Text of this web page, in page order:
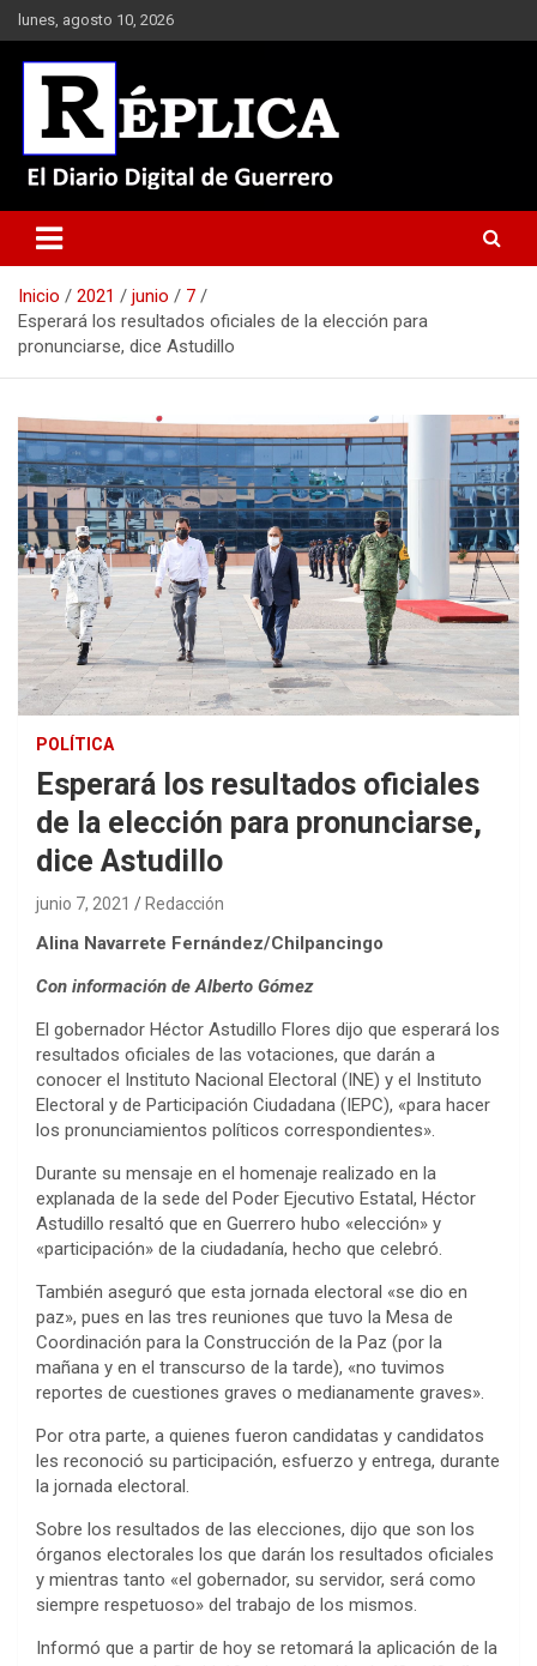
Saltar
al
contenido
lunes, agosto 10, 2026
Réplica
Inicio 2021 junio
7
Esperará los resultados oficiales de la elección para
pronunciarse, dice Astudillo
POLÍTICA
Esperará los resultados oficiales
de la elección para pronunciarse,
dice Astudillo
junio 7, 2021 Redacción
Alina Navarrete Fernández/Chilpancingo
Con información de Alberto Gómez
El gobernador Héctor Astudillo Flores dijo que esperará los
resultados oficiales de las votaciones, que darán a
conocer el Instituto Nacional Electoral (INE) y el Instituto
Electoral y de Participación Ciudadana (IEPC), «para hacer
los pronunciamientos políticos correspondientes».
Durante su mensaje en el homenaje realizado en la
explanada de la sede del Poder Ejecutivo Estatal, Héctor
Astudillo resaltó que en Guerrero hubo «elección» y
«participación» de la ciudadanía, hecho que celebró.
También aseguró que esta jornada electoral «se dio en
paz», pues en las tres reuniones que tuvo la Mesa de
Coordinación para la Construcción de la Paz (por la
mañana y en el transcurso de la tarde), «no tuvimos
reportes de cuestiones graves o medianamente graves».
Por otra parte, a quienes fueron candidatas y candidatos
les reconoció su participación, esfuerzo y entrega, durante
la jornada electoral.
Sobre los resultados de las elecciones, dijo que son los
órganos electorales los que darán los resultados oficiales
y mientras tanto «el gobernador, su servidor, será como
siempre respetuoso» del trabajo de los mismos.
Informó que a partir de hoy se retomará la aplicación de la